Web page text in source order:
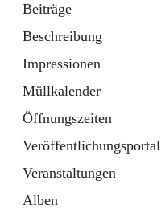
Beiträge
Beschreibung
Impressionen
Müllkalender
Öffnungszeiten
Veröffentlichungsportal
Veranstaltungen
Alben
1 Schnellzugriff
Bürgerservice
10 Schnellzugriffe